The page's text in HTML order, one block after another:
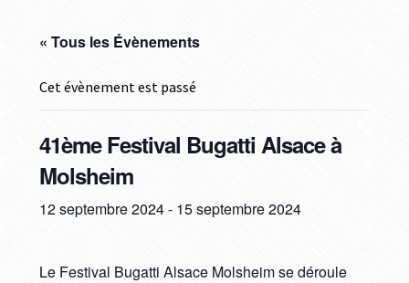
Infos
Contact
Connexion
« Tous les Évènements
Cet évènement est passé
41ème Festival Bugatti Alsace à
Molsheim
12 septembre 2024- 15 septembre 2024
Le Festival Bugatti Alsace Molsheim se déroule